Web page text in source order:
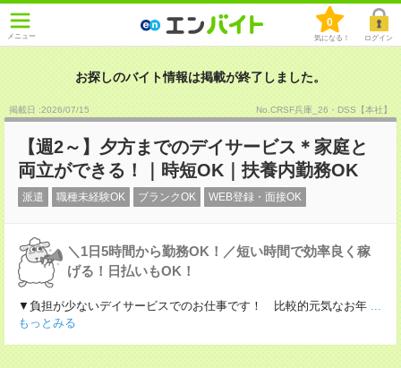
メニュー
0
気になる！ ログイン
お探しのバイト情報は掲載が終了しました。
掲載日 :2026/07/15 No.CRSF兵庫_26・DSS【本社】
【週2～】夕方までのデイサービス＊家庭と
両立ができる！｜時短OK｜扶養内勤務OK
派遣 職種未経験OK ブランクOK WEB登録・面接OK
＼1日5時間から勤務OK！／短い時間で効率良く稼
げる！日払いもOK！
▼負担が少ないデイサービスでのお仕事です！ 比較的元気なお年 ...
もっとみる